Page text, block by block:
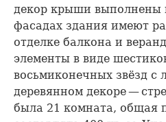
декор крыши выполнены
фасадах здания имеют
отделке балкона и
элементы в виде
восьмиконечных звёзд с
деревянном декоре —
была 21 комната, общая